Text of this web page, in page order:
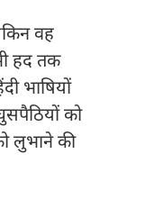
वह
हद तक
भाषियों
को
लुभाने की